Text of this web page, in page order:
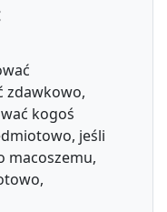
zdawkowo,
kogoś
jeśli
macoszemu,